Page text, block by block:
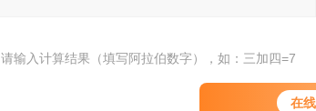
在
请输入计算结果（填写阿拉伯数字），如：三加四=7